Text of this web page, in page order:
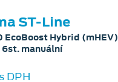
ST-Line
EcoBoost Hybrid (mHEV)
manuální
DPH